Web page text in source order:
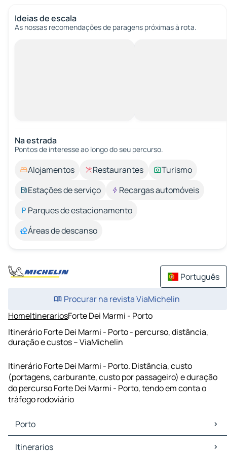
Ideias de escala
As nossas recomendações de paragens próximas à rota.
Na estrada
Pontos de interesse ao longo do seu percurso.
Alojamentos Restaurantes
Turismo
Estações de serviço
Recargas automóveis
Parques de estacionamento
Áreas de descanso
Português
Procurar na revista ViaMichelin
HomeItinerariosForte Dei Marmi - Porto
Itinerário Forte Dei Marmi - Porto - percurso, distância,
duração e custos – ViaMichelin
Itinerário Forte Dei Marmi - Porto. Distância, custo
(portagens, carburante, custo por passageiro) e duração
do percurso Forte Dei Marmi - Porto, tendo em conta o
tráfego rodoviário
Porto
Porto Mapas Plantas
Itinerarios